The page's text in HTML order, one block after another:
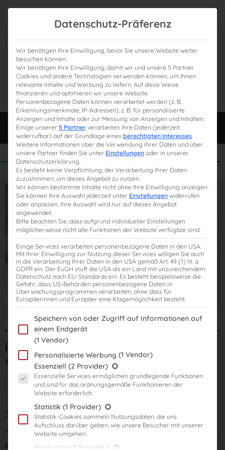
0
Gesamtpreis
0,00 €
Übungs-Klausuren-Kurs V5: 18 Klausuren
ohne Korrektur mit Rechtsstand: 2025
Mehr Informationen + Starttermine
Start: 20.08.2026
Zugriffsdauer: 2 Jahre
Preis: 895,00€
Datenschutz-Präferenz
Wir benötigen Ihre Einwilligung, bevor Sie unsere Website weiter
besuchen können.
Wir benötigen Ihre Einwilligung, damit wir und unsere 5 Partner
Cookies und andere Technologien verwenden können, um Ihnen
relevante Inhalte und Werbung zu liefern. Auf diese Weise
finanzieren und optimieren wir unsere Website.
Personenbezogene Daten können verarbeitet werden (z. B.
Erkennungsmerkmale, IP-Adressen), z. B. für personalisierte
Anzeigen und Inhalte oder zur Messung von Anzeigen und Inhalten.
Einige unserer 5 Partner verarbeiten Ihre Daten (jederzeit
widerrufbar) auf der Grundlage eines berechtigten Interesses.
Weitere Informationen über die Verwendung Ihrer Daten und über
unsere Partner finden Sie unter Einstellungen oder in unserer
Datenschutzerklärung.
Es besteht keine Verpflichtung, der Verarbeitung Ihrer Daten
zuzustimmen, um dieses Angebot zu nutzen.
Wir können bestimmte Inhalte nicht ohne Ihre Einwilligung anzeigen.
Sie können Ihre Auswahl jederzeit unter Einstellungen widerrufen
oder anpassen. Ihre Auswahl wird nur auf dieses Angebot
angewendet.
Bitte beachten Sie, dass aufgrund individueller Einstellungen
möglicherweise nicht alle Funktionen der Website verfügbar sind.
Einige Services verarbeiten personenbezogene Daten in den USA.
Mit Ihrer Einwilligung zur Nutzung dieser Services willigen Sie auch
in die Verarbeitung Ihrer Daten in den USA gemäß Art. 49 (1) lit. a
GDPR ein. Der EuGH stuft die USA als ein Land mit unzureichendem
Datenschutz nach EU-Standards ein. Es besteht beispielsweise die
Gefahr, dass US-Behörden personenbezogene Daten in
Überwachungsprogrammen verarbeiten, ohne dass für
Europäerinnen und Europäer eine Klagemöglichkeit besteht.
Im Folgenden finden Sie eine Liste der Zwecke des IAB
Speichern von oder Zugriff auf Informationen auf
einem Endgerät
(1 Vendor)
Personalisierte Werbung (1 Vendor)
Es folgt eine Liste der Service-Gruppen, für die eine Einwilligung
Essenziell (2 Provider)
Essenzielle Services ermöglichen grundlegende Funktionen
und sind für das ordnungsgemäße Funktionieren der
Website erforderlich.
Statistik (1 Provider)
Statistik-Cookies sammeln Nutzungsdaten, die uns
Aufschluss darüber geben, wie unsere Besucher mit unserer
Website umgehen.
Marketing (3 Provider)